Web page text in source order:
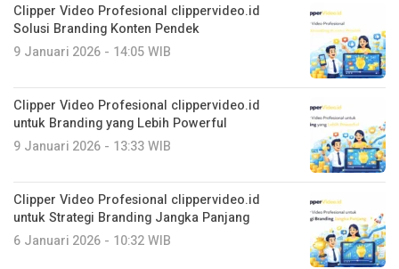
Clipper Video Profesional clippervideo.id
Solusi Branding Konten Pendek
9 Januari 2026 - 14:05 WIB
Clipper Video Profesional clippervideo.id
untuk Branding yang Lebih Powerful
9 Januari 2026 - 13:33 WIB
Clipper Video Profesional clippervideo.id
untuk Strategi Branding Jangka Panjang
6 Januari 2026 - 10:32 WIB